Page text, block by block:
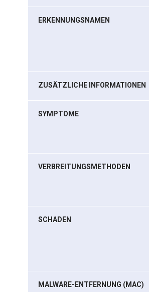
ERKENNUNGSNAMEN
ZUSÄTZLICHE INFORMATIONEN
SYMPTOME
VERBREITUNGSMETHODEN
SCHADEN
MALWARE-ENTFERNUNG (MAC)